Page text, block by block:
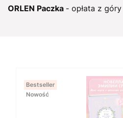
ORLEN Paczka - opłata z góry
Bestseller
Nowość